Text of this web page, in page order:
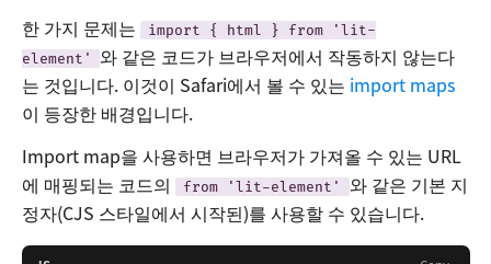
한 가지 문제는
import { html } from 'lit-
element'
와 같은 코드가 브라우저에서 작동하지 않는다
는 것입니다. 이것이 Safari에서 볼 수 있는 import maps
이 등장한 배경입니다.
Import map을 사용하면 브라우저가 가져올 수 있는 URL
에 매핑되는 코드의
from 'lit-element'
와 같은 기본 지
정자(CJS 스타일에서 시작된)를 사용할 수 있습니다.